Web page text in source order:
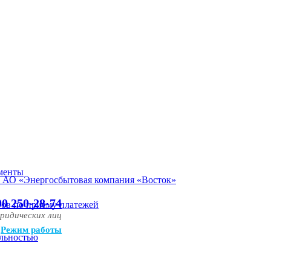
АО «Энергосбытовая компания «Восток»
250-28-74
лиц
Режим работы
по приему платежей